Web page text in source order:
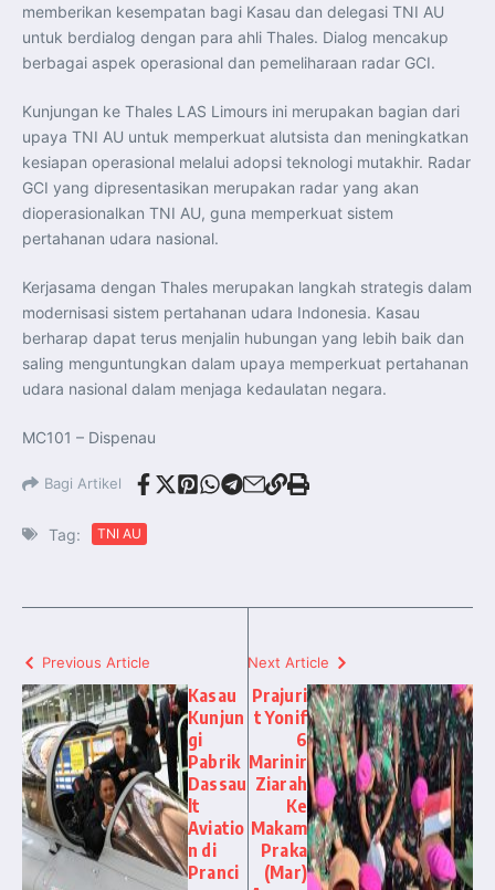
memberikan kesempatan bagi Kasau dan delegasi TNI AU
untuk berdialog dengan para ahli Thales. Dialog mencakup
berbagai aspek operasional dan pemeliharaan radar GCI.
Kunjungan ke Thales LAS Limours ini merupakan bagian dari
upaya TNI AU untuk memperkuat alutsista dan meningkatkan
kesiapan operasional melalui adopsi teknologi mutakhir. Radar
GCI yang dipresentasikan merupakan radar yang akan
dioperasionalkan TNI AU, guna memperkuat sistem
pertahanan udara nasional.
Kerjasama dengan Thales merupakan langkah strategis dalam
modernisasi sistem pertahanan udara Indonesia. Kasau
berharap dapat terus menjalin hubungan yang lebih baik dan
saling menguntungkan dalam upaya memperkuat pertahanan
udara nasional dalam menjaga kedaulatan negara.
MC101 – Dispenau
Bagi Artikel
Tag: TNI AU
Previous Article
Kasau
Kunjun
gi
Pabrik
Dassau
lt
Aviatio
n di
Pranci
Next Article
Prajuri
t Yonif
6
Marinir
Ziarah
Ke
Makam
Praka
(Mar)